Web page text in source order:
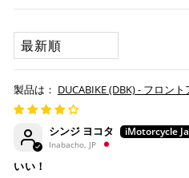
※ American Expressでの
す。
※ Diners Clubは分割払い
ボ払いのみご利用頂けます
※ 手数料、利息はご利用の
ので、事前にご確認くださ
楽天ペイ
お取り寄せの場合
・商品ページの納期はあくまで
早まる場合もございます。
・運送状況や繁忙期の影響によ
ます。
配送送料について
DUCABIKE (DBK) - フロン
シンジ ヨコタ
Inabacho, JP
いい！